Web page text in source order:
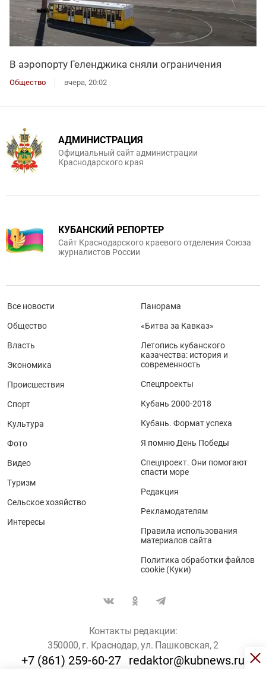
В аэропорту Геленджика сняли ограничения
Общество вчера, 20:02
АДМИНИСТРАЦИЯ
Официальный сайт администрации
Краснодарского края
КУБАНСКИЙ РЕПОРТЕР
Сайт Краснодарского краевого отделения Союза
журналистов России
Все новости
Общество
Власть
Экономика
Происшествия
Спорт
Культура
Фото
Видео
Туризм
Сельское хозяйство
Интересы
Панорама
«Битва за Кавказ»
Летопись кубанского
казачества: история и
современность
Спецпроекты
Кубань 2000-2018
Кубань. Формат успеха
Я помню День Победы
Спецпроект. Они помогают
спасти море
Редакция
Рекламодателям
Правила использования
материалов сайта
Политика обработки файлов
cookie (Куки)
Контакты редакции:
350000, г. Краснодар, ул. Пашковская, 2
+7 (861) 259-60-27 redaktor@kubnews.ru